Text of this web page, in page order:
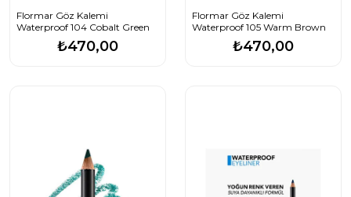
Flormar Göz Kalemi
Waterproof 104 Cobalt Green
₺470,00
Flormar Göz Kalemi
Waterproof 105 Warm Brown
₺470,00